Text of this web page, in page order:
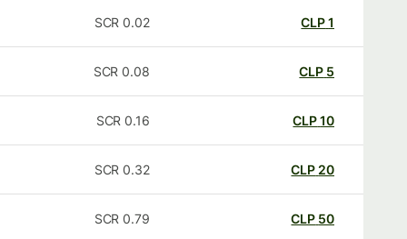
CLP
0.02
SCR
CLP
0.08
SCR
CLP
0.16
SCR
20
CLP
0.32
SCR
50
CLP
0.79
SCR